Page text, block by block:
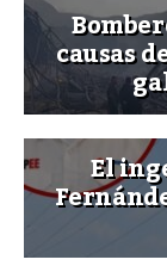
causas
El